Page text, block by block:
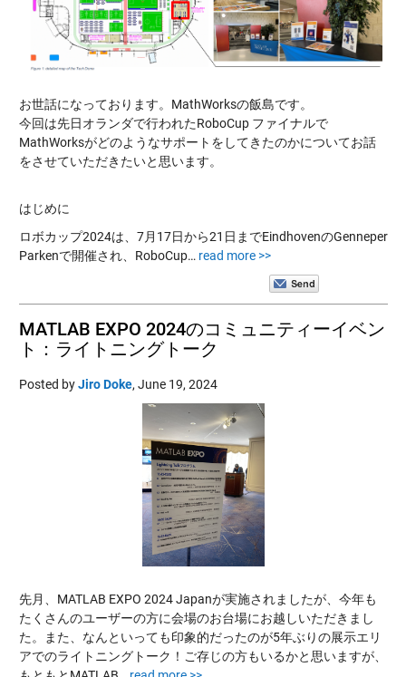
お世話になっております。MathWorksの飯島です。
今回は先日オランダで行われたRoboCup ファイナルで
MathWorksがどのようなサポートをしてきたのかについてお話
をさせていただきたいと思います。
はじめに
ロボカップ2024は、7月17日から21日までEindhovenのGenneper
Parkenで開催され、RoboCup… read more >>
MATLAB EXPO 2024のコミュニティーイベン
ト：ライトニングトーク
Posted byJiro Doke, June 19, 2024
先月、MATLAB EXPO 2024 Japanが実施されましたが、今年も
たくさんのユーザーの方に会場のお台場にお越しいただきまし
た。また、なんといっても印象的だったのが5年ぶりの展示エリ
アでのライトニングトーク！ご存じの方もいるかと思いますが、